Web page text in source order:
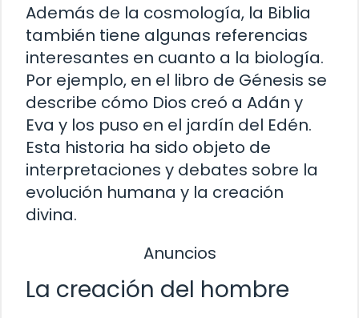
Además de la cosmología, la Biblia
también tiene algunas referencias
interesantes en cuanto a la biología.
Por ejemplo, en el libro de Génesis se
describe cómo Dios creó a Adán y
Eva y los puso en el jardín del Edén.
Esta historia ha sido objeto de
interpretaciones y debates sobre la
evolución humana y la creación
divina.
Anuncios
La creación del hombre